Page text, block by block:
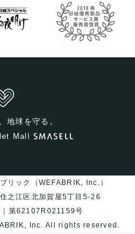
地球を守る。
Mall
リック（WEFABRIK, Inc.）
之江区北加賀屋5丁目5-26
｜第62107R021159号
Inc.All rights reserved.